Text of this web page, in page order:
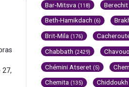
27,
Bar-Mitsva (118) Berechit
Beth-Hamikdach (6)
Brit-Mila (176)
Chabbath (2429)
Chémini Atseret (5)
Chemita (135) Chiddoukh